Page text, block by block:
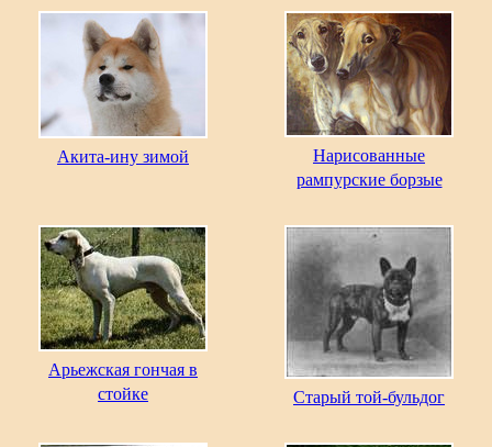
Акита-ину зимой
Нарисованные
рампурские борзые
Арьежская гончая в
стойке
Старый той-бульдог